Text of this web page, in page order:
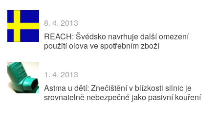
8. 4. 2013
REACH: Švédsko navrhuje další omezení
použití olova ve spotřebním zboží
1. 4. 2013
Astma u dětí: Znečištění v blízkosti silnic je
srovnatelně nebezpečné jako pasivní kouření